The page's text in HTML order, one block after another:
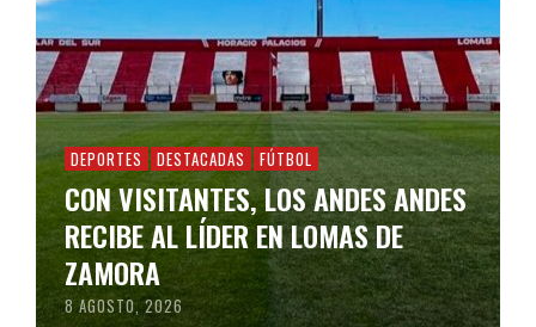
DEPORTES DESTACADAS FÚTBOL
CON VISITANTES, LOS ANDES ANDES
RECIBE AL LÍDER EN LOMAS DE
ZAMORA
8 AGOSTO, 2026